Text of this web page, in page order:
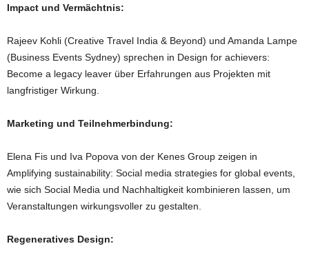
Impact und Vermächtnis:
Rajeev Kohli (Creative Travel India & Beyond) und Amanda Lampe
(Business Events Sydney) sprechen in Design for achievers:
Become a legacy leaver über Erfahrungen aus Projekten mit
langfristiger Wirkung.
Marketing und Teilnehmerbindung:
Elena Fis und Iva Popova von der Kenes Group zeigen in
Amplifying sustainability: Social media strategies for global events,
wie sich Social Media und Nachhaltigkeit kombinieren lassen, um
Veranstaltungen wirkungsvoller zu gestalten.
Regeneratives Design: